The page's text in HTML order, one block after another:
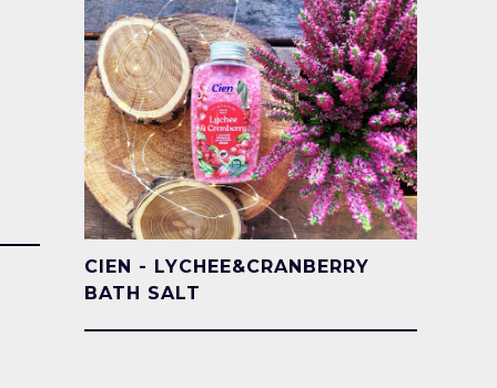
CIEN - LYCHEE&CRANBERRY
BATH SALT